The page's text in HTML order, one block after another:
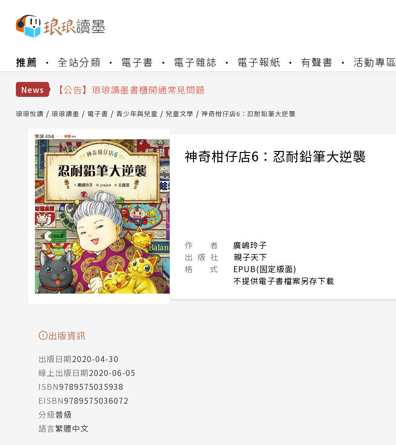
推薦 全站分類 電子書 電子雜誌 電子報紙 有聲書 活動專區
News
【公告】因 Readmoo 讀墨系統維護中，本站同步暫停部分閱讀服務
【公告】琅琅讀墨書櫃開通常見問題
【公告】琅琅書店服務升級重要說明及資產合併結果查詢
琅琅悅讀 琅琅讀墨 電子書 青少年與兒童 兒童文學 神奇柑仔店6：忍耐鉛筆大逆襲
神奇柑仔店6：忍耐鉛筆大逆襲
作 者
廣嶋玲子
出 版 社
親子天下
格 式
EPUB(固定版面)
不提供電子書檔案另存下載
出版資訊
出版日期2020-04-30
線上出版日期2020-06-05
ISBN9789575035938
EISBN9789575036072
分級普級
語言繁體中文